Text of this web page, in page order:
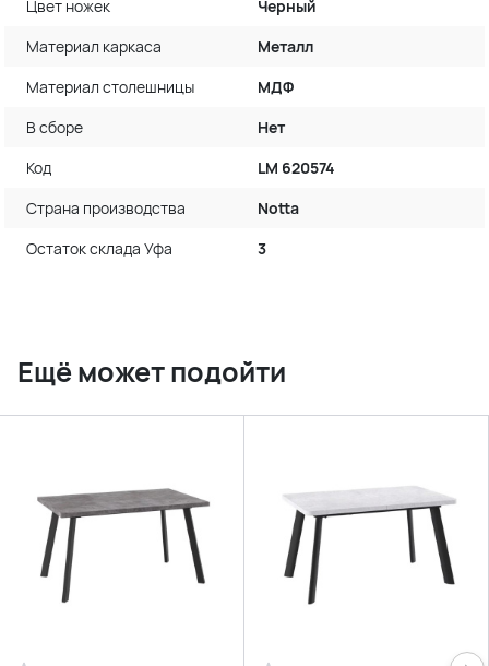
Цвет ножек
Черный
Материал каркаса
Металл
Материал столешницы
МДФ
В сборе
Нет
Код
LM 620574
Страна производства
Notta
Остаток склада Уфа
3
Ещё может подойти